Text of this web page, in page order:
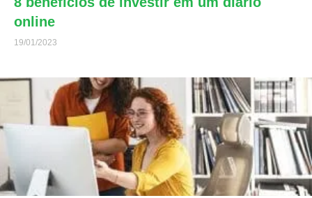
online
19/01/2023